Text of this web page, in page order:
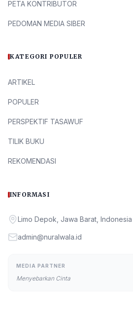
PETA KONTRIBUTOR
PEDOMAN MEDIA SIBER
KATEGORI POPULER
ARTIKEL
POPULER
PERSPEKTIF TASAWUF
TILIK BUKU
REKOMENDASI
INFORMASI
Limo Depok, Jawa Barat, Indonesia
admin@nuralwala.id
MEDIA PARTNER
Menyebarkan Cinta